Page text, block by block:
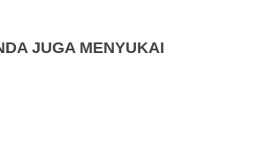
JUGA MENYUKAI